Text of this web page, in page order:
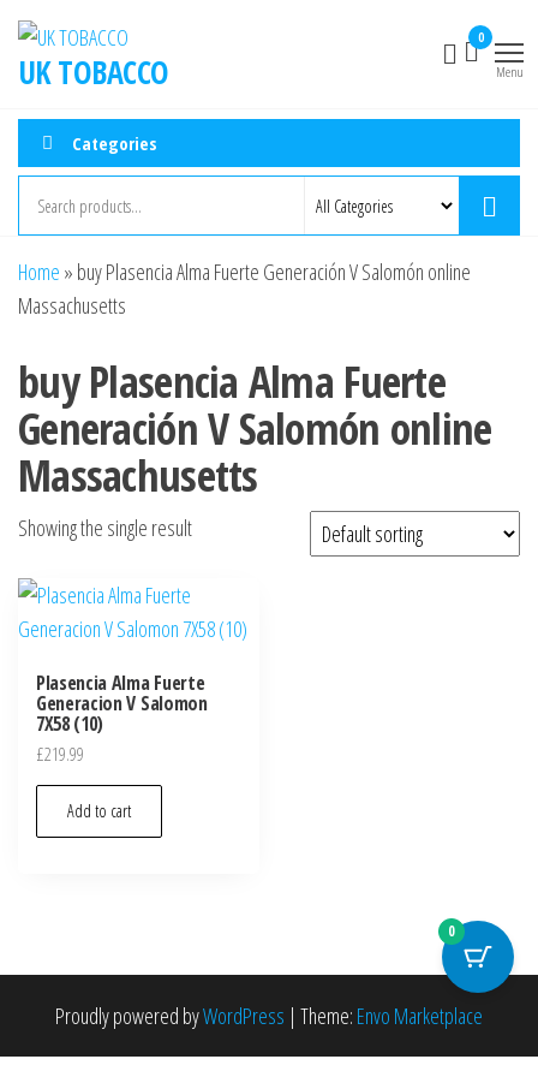
UK TOBACCO
0
Menu
Categories
Home » buy Plasencia Alma Fuerte Generación V Salomón online
Massachusetts
buy Plasencia Alma Fuerte
Generación V Salomón online
Massachusetts
Showing the single result
Plasencia Alma Fuerte
Generacion V Salomon
7X58 (10)
£219.99
Add to cart
Proudly powered byWordPress | Theme: Envo Marketplace
0